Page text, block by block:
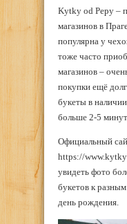
Kytky od Pepy –
магазинов в
популярна у
тоже часто
магазинов –
покупки ещё
букеты в
больше 2-5 минут.
Официальный
https://
увидеть фото
букетов к
день рождения.